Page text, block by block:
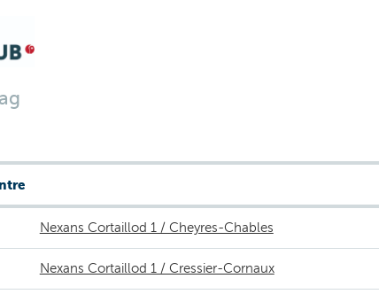
Nexans Cortaillod 1 / Cheyres-Chables
Nexans Cortaillod 1 / Cressier-Cornaux